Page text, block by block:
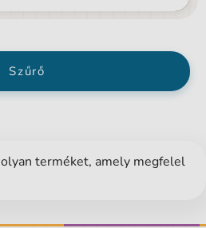
Szűrő
terméket, amely megfelel